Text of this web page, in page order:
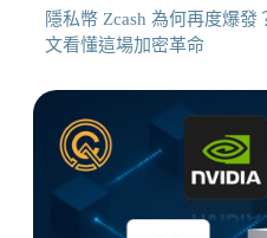
隱私幣 Zcash 為何再度爆
文看懂這場加密革命